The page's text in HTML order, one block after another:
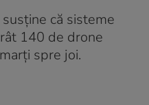
că sisteme
140 de drone
spre joi.